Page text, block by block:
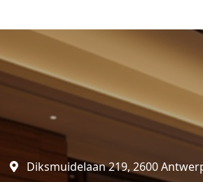
Diksmuidelaan 219, 2600